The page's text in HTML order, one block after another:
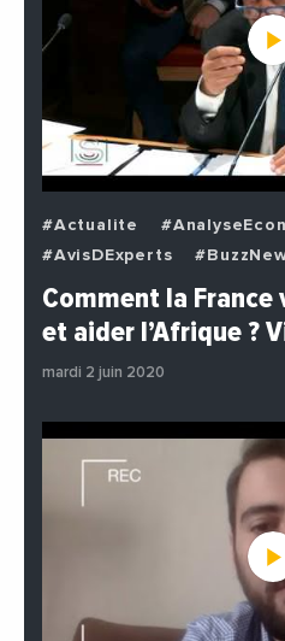
#Actualite
#AvisDExperts
#EchangesMediterraneens
#Politique
Comment la
et aider l’Afrique ?
mardi 2 juin 2020